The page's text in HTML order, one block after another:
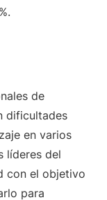
de
dificultades
en varios
líderes del
con el objetivo
para